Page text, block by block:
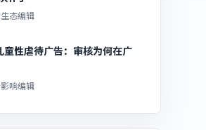
态编辑
性虐待广告：审核为何在广
响编辑